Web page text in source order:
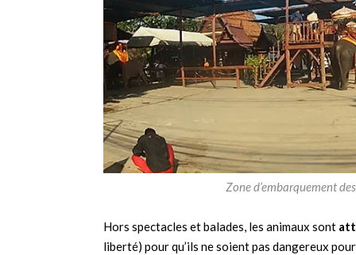
Zone d’embarquement
Hors spectacles et balades, les animaux sont
liberté) pour qu’ils ne soient pas dangereux